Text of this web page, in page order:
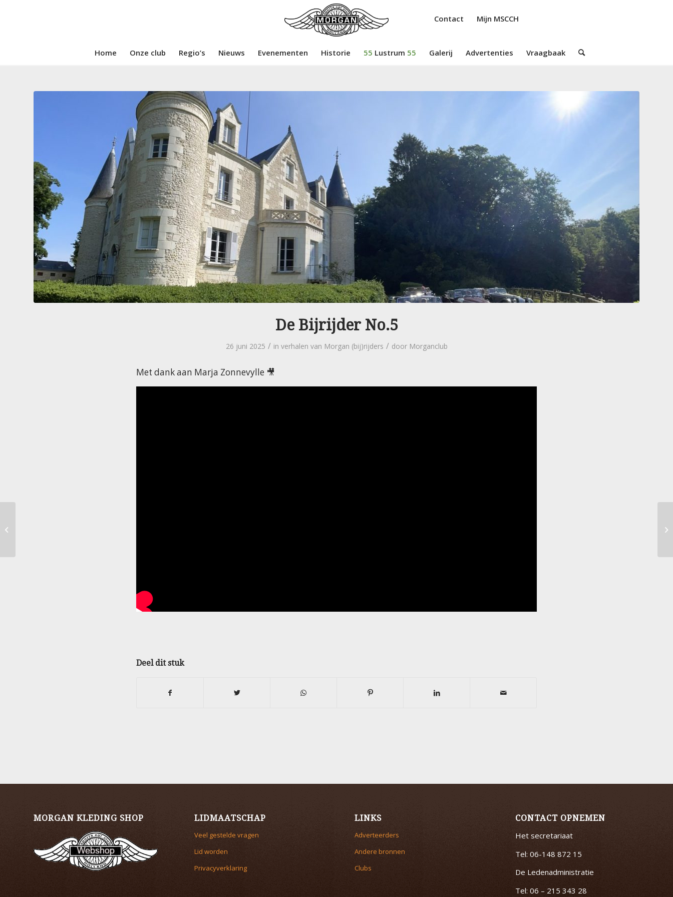
Contact Mijn MSCCH
Home Onze club Regio’s Nieuws Evenementen Historie 55 Lustrum 55 Galerij Advertenties Vraagbaak
De Bijrijder No.5
26 juni 2025 / in verhalen van Morgan (bij)rijders / door Morganclub
Met dank aan Marja Zonnevylle 🎥
Deel dit stuk
MORGAN KLEDING SHOP LIDMAATSCHAP
Veel gestelde vragen
Lid worden
Privacyverklaring
LINKS
Adverteerders
Andere bronnen
Clubs
CONTACT OPNEMEN
Het secretariaat
Tel: 06-148 872 15
De Ledenadministratie
Tel: 06 – 215 343 28